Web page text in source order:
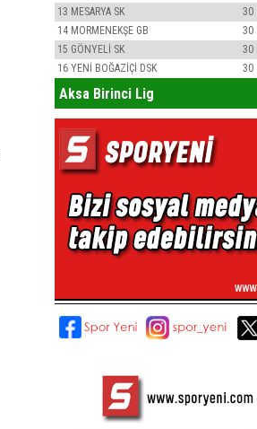
13 MESARYA SK 30
14 MORMENEKŞE GB 30
15 GÖNYELİ SK 30
16 YENİ BOĞAZİÇİ DSK 30
Aksa Birinci Lig